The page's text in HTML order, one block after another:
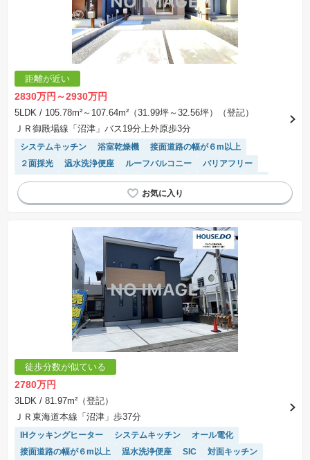
距離が近い
2830万円～2930万円
5LDK / 105.78m²～107.64m²（31.99坪～32.56坪）（登記）
ＪＲ御殿場線「沼津」バス19分上外原歩3分
システムキッチン 浴室乾燥機
接面道路の幅が６m以上
２面採光
温水洗浄便座 ルーフバルコニー
バリアフリー
長期優良住宅
対面キッチン 窓付き浴室 陽当り良好
WIC
キッチン収納が多い
トイレ2個以上
徒歩分数が似ている
2780万円
3LDK / 81.97m²（登記）
ＪＲ東海道本線「沼津」歩37分
IHクッキングヒーター システムキッチン
オール電化
接面道路の幅が６m以上
温水洗浄便座 SIC
対面キッチン